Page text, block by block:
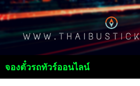
จองตั๋วรถทัวร์ออนไลน์